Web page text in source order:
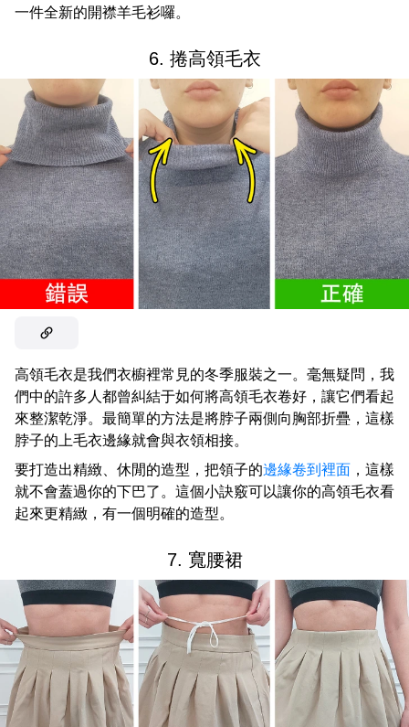
一件全新的開襟羊毛衫囉。
6. 捲高領毛衣
高領毛衣是我們衣櫥裡常見的冬季服裝之一。毫無疑問，我
們中的許多人都曾糾結于如何將高領毛衣卷好，讓它們看起
來整潔乾淨。最簡單的方法是將脖子兩側向胸部折疊，這樣
脖子的上毛衣邊緣就會與衣領相接。
要打造出精緻、休閒的造型，把領子的邊緣卷到裡面 ，這樣
就不會蓋過你的下巴了。這個小訣竅可以讓你的高領毛衣看
起來更精緻，有一個明確的造型。
7. 寬腰裙